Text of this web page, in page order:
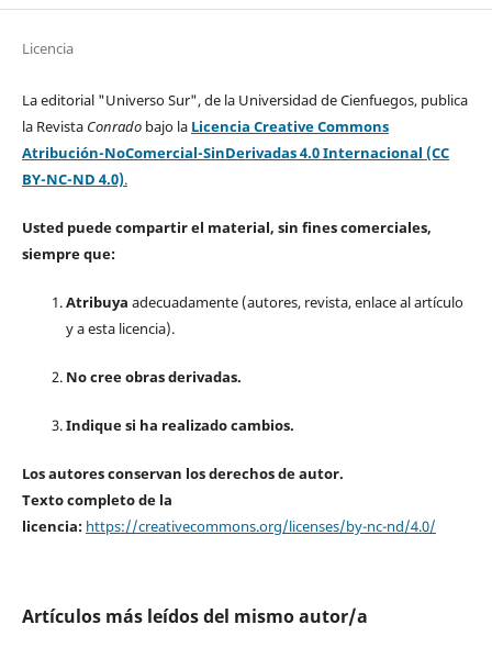
Licencia
La editorial "Universo Sur", de la Universidad de Cienfuegos, publica
la Revista Conradobajo la Licencia Creative Commons
Atribución-NoComercial-SinDerivadas 4.0 Internacional (CC
BY-NC-ND 4.0).
Usted puede compartir el material, sin fines comerciales,
siempre que:
Atribuya adecuadamente (autores, revista, enlace al artículo
y a esta licencia).
No cree obras derivadas.
Indique si ha realizado cambios.
Los autores conservan los derechos de autor.
Texto completo de la
licencia: https://creativecommons.org/licenses/by-nc-nd/4.0/
Artículos más leídos del mismo autor/a